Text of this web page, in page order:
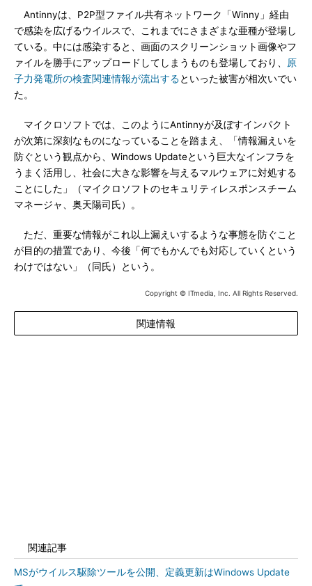
Antinnyは、P2P型ファイル共有ネットワーク「Winny」経由
で感染を広げるウイルスで、これまでにさまざまな亜種が登場し
ている。中には感染すると、画面のスクリーンショット画像やフ
ァイルを勝手にアップロードしてしまうものも登場しており、
原
子力発電所の検査関連情報が流出するといった被害が相次いでい
た。
マイクロソフトでは、このようにAntinnyが及ぼすインパクト
が次第に深刻なものになっていることを踏まえ、「情報漏えいを
防ぐという観点から、Windows Updateという巨大なインフラを
うまく活用し、社会に大きな影響を与えるマルウェアに対処する
ことにした」（マイクロソフトのセキュリティレスポンスチーム
マネージャ、奥天陽司氏）。
ただ、重要な情報がこれ以上漏えいするような事態を防ぐこと
が目的の措置であり、今後「何でもかんでも対応していくという
わけではない」（同氏）という。
Copyright © ITmedia, Inc. All Rights Reserved.
関連情報
関連記事
MSがウイルス駆除ツールを公開、定義更新はWindows Update